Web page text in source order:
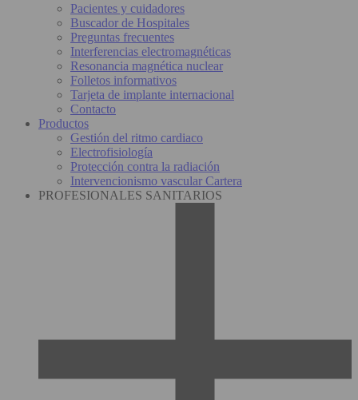
Pacientes y cuidadores
Buscador de Hospitales
Preguntas frecuentes
Interferencias electromagnéticas
Resonancia magnética nuclear
Folletos informativos
Tarjeta de implante internacional
Contacto
Productos
Gestión del ritmo cardiaco
Electrofisiología
Protección contra la radiación
Intervencionismo vascular Cartera
PROFESIONALES SANITARIOS